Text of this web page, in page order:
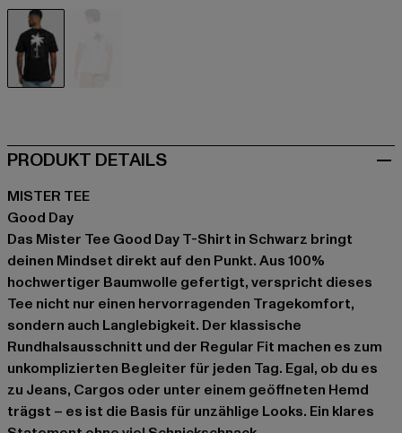
PRODUKT DETAILS
MISTER TEE
Good Day
Das Mister Tee Good Day T-Shirt in Schwarz bringt
deinen Mindset direkt auf den Punkt. Aus 100%
hochwertiger Baumwolle gefertigt, verspricht dieses
Tee nicht nur einen hervorragenden Tragekomfort,
sondern auch Langlebigkeit. Der klassische
Rundhalsausschnitt und der Regular Fit machen es zum
unkomplizierten Begleiter für jeden Tag. Egal, ob du es
zu Jeans, Cargos oder unter einem geöffneten Hemd
trägst – es ist die Basis für unzählige Looks. Ein klares